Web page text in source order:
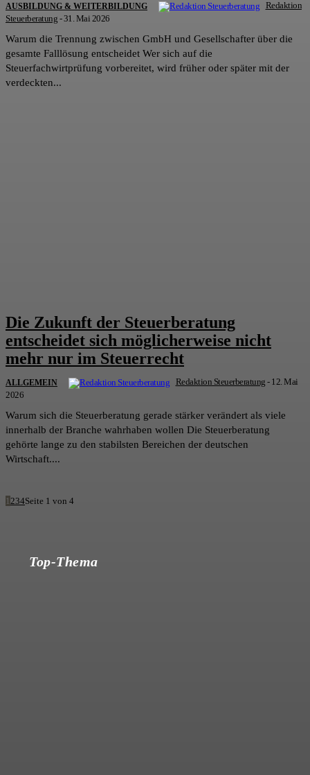
AUSBILDUNG & WEITERBILDUNG
Redaktion
Steuerberatung - 31. Mai 2026
Warum die Trennung zwischen GmbH und Gesellschafter über die
gesamte Falllösung entscheidet Wer sich auf die
Steuerfachwirtprüfung vorbereitet, wird früher oder später mit der
verdeckten...
Die Zukunft der Steuerberatung
entscheidet sich möglicherweise nicht
mehr nur im Steuerrecht
ALLGEMEIN Redaktion Steuerberatung - 12. Mai
2026
Warum sich die Steuerberatung gerade stärker verändert als viele
innerhalb der Branche wahrhaben wollen Die Steuerberatung
gehörte lange zu den stabilsten Bereichen der deutschen
Wirtschaft....
1 234Seite 1 von 4
Top-Thema